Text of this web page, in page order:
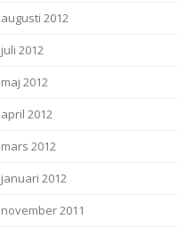
augusti 2012
juli 2012
maj 2012
april 2012
mars 2012
januari 2012
november 2011